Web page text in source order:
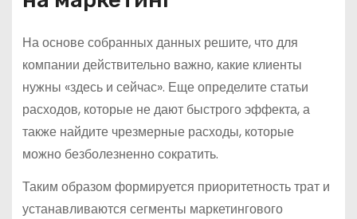
На основе собранных данных решите, что для
компании действительно важно, какие клиенты
нужны «здесь и сейчас». Еще определите статьи
расходов, которые не дают быстрого эффекта, а
также найдите чрезмерные расходы, которые
можно безболезненно сократить.
Таким образом формируется приоритетность трат и
устанавливаются сегменты маркетингового